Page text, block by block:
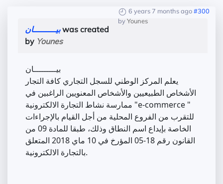
6 years 7 months ago#300
byYounes
بيـــــــــانwas created
by Younes
بيـــــــــان
يعلم المركز الوطني للسجل التجاري كافة التجار
الأشخاص الطبيعيين والأشخاص المعنويين الراغبين في
ممارسة نشاط التجارة الالكترونية "e-commerce "
للتقرب من الفروع المحلية من أجل القيام بالإجراءات
الخاصة بإيداع اسم النطاق وذلك، طبقا للمادة 09 من
القانون رقم 18-05 المؤرخ في 10 ماي 2018 المتعلق
بالتجارة الالكترونية.